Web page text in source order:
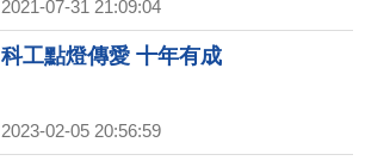
2021-07-31 21:09:04
科工點燈傳愛 十年有成
2023-02-05 20:56:59